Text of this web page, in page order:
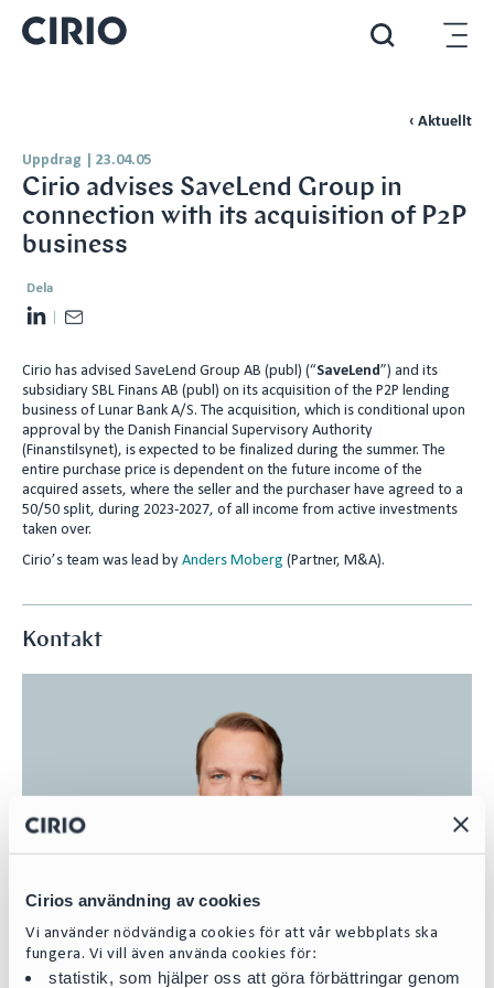
Cirios användning av cookies
Vi använder nödvändiga cookies för att vår webbplats ska
fungera. Vi vill även använda cookies för:
statistik, som hjälper oss att göra förbättringar genom
‹ Aktuellt
Uppdrag 23.04.05
Cirio advises SaveLend Group in
connection with its acquisition of P2P
business
Dela
L
n
e
d
I
n
a
l
Cirio has advised SaveLend Group AB (publ) (“SaveLend”) and its
subsidiary SBL Finans AB (publ) on its acquisition of the P2P lending
business of Lunar Bank A/S. The acquisition, which is conditional upon
approval by the Danish Financial Supervisory Authority
(Finanstilsynet), is expected to be finalized during the summer. The
entire purchase price is dependent on the future income of the
acquired assets, where the seller and the purchaser have agreed to a
50/50 split, during 2023-2027, of all income from active investments
taken over.
Cirio’s team was lead by Anders Moberg (Partner, M&A).
Kontakt